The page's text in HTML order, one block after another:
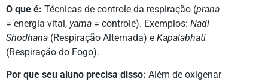
O que é: Técnicas de controle da respiração (prana
= energia vital, yama = controle). Exemplos: Nadi
Shodhana (Respiração Alternada) e Kapalabhati
(Respiração do Fogo).
Por que seu aluno precisa disso: Além de oxigenar